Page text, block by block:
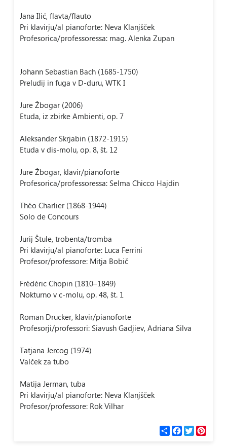
Jana Ilić, flavta/flauto
Pri klavirju/al pianoforte: Neva Klanjšček
Profesorica/professoressa: mag. Alenka Zupan
Johann Sebastian Bach (1685-1750)
Preludij in fuga v D-duru, WTK I
Jure Žbogar (2006)
Etuda, iz zbirke Ambienti, op. 7
Aleksander Skrjabin (1872-1915)
Etuda v dis-molu, op. 8, št. 12
Jure Žbogar, klavir/pianoforte
Profesorica/professoressa: Selma Chicco Hajdin
Théo Charlier (1868-1944)
Solo de Concours
Jurij Štule, trobenta/tromba
Pri klavirju/al pianoforte: Luca Ferrini
Profesor/professore: Mitja Bobič
Frédéric Chopin (1810–1849)
Nokturno v c-molu, op. 48, št. 1
Roman Drucker, klavir/pianoforte
Profesorji/professori: Siavush Gadjiev, Adriana Silva
Tatjana Jercog (1974)
Valček za tubo
Matija Jerman, tuba
Pri klavirju/al pianoforte: Neva Klanjšček
Profesor/professore: Rok Vilhar
С
п
F
a
T
w
P
i